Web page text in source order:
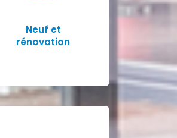
Neuf et
rénovation